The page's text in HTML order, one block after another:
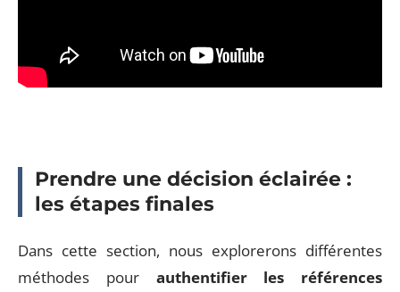
Prendre une décision éclairée :
les étapes finales
Dans cette section, nous explorerons différentes
méthodes pour authentifier les références